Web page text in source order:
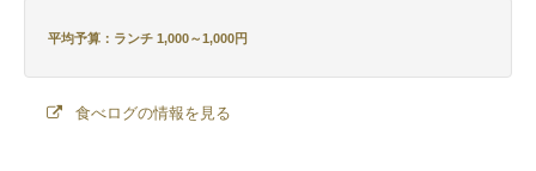
平均予算：ランチ 1,000～1,000円
食べログの情報を見る